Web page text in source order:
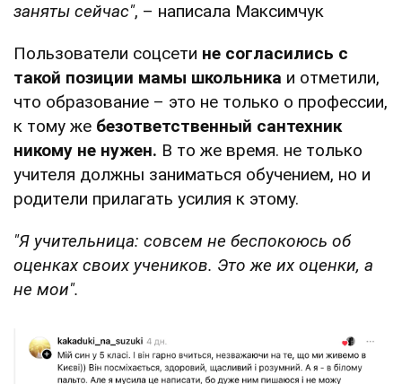
заняты сейчас", – написала Максимчук
Пользователи соцсети не согласились с
такой позиции мамы школьника и отметили,
что образование – это не только о профессии,
к тому же безответственный сантехник
никому не нужен. В то же время. не только
учителя должны заниматься обучением, но и
родители прилагать усилия к этому.
"Я учительница: совсем не беспокоюсь об
оценках своих учеников. Это же их оценки, а
не мои".